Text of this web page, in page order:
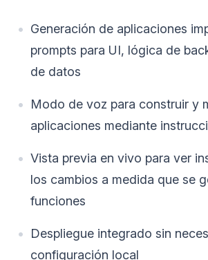
Generación de aplicaciones
prompts para UI, lógica de
de datos
Modo de voz para construir y
aplicaciones mediante
Vista previa en vivo para ver
los cambios a medida que se
funciones
Despliegue integrado sin
configuración local